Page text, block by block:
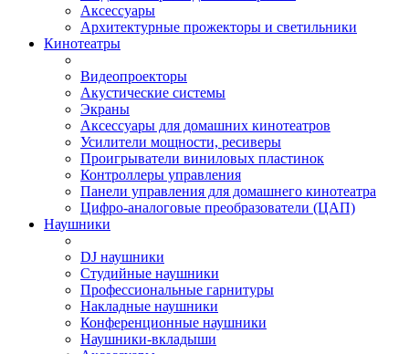
Аксессуары
Архитектурные прожекторы и светильники
Кинотеатры
Видеопроекторы
Акустические системы
Экраны
Аксессуары для домашних кинотеатров
Усилители мощности, ресиверы
Проигрыватели виниловых пластинок
Контроллеры управления
Панели управления для домашнего кинотеатра
Цифро-аналоговые преобразователи (ЦАП)
Наушники
DJ наушники
Студийные наушники
Профессиональные гарнитуры
Накладные наушники
Конференционные наушники
Наушники-вкладыши